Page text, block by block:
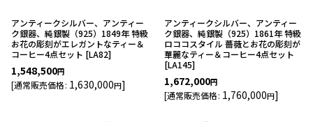
アンティークシルバー、アンティー
ク銀器、純銀製（925）1849年 特級
お花の彫刻がエレガントなティー＆
コーヒー4点セット [LA82]
1,548,500円
[通常販売価格: 1,630,000円]
アンティークシルバー、アンティー
ク銀器、純銀製（925）1861年 特級
ロココスタイル 薔薇とお花の彫刻が
華麗なティー＆コーヒー4点セット
[LA145]
1,672,000円
[通常販売価格: 1,760,000円]